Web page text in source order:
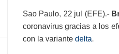
Sao Paulo, 22 jul (EFE).-
coronavirus gracias a los
con la variante delta.